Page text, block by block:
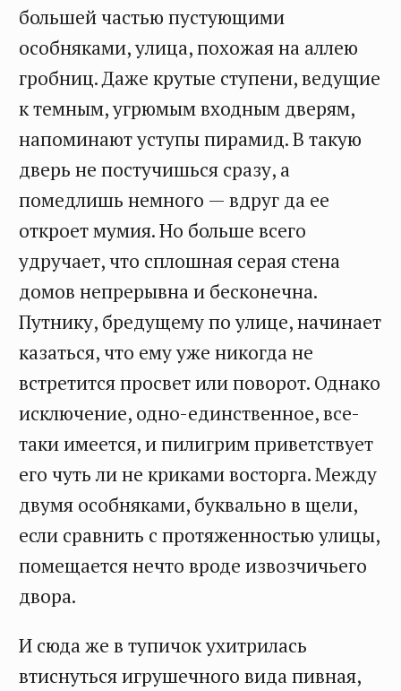
большей частью пустующими
особняками, улица, похожая на аллею
гробниц. Даже крутые ступени, ведущие
к темным, угрюмым входным дверям,
напоминают уступы пирамид. В такую
дверь не постучишься сразу, а
помедлишь немного — вдруг да ее
откроет мумия. Но больше всего
удручает, что сплошная серая стена
домов непрерывна и бесконечна.
Путнику, бредущему по улице, начинает
казаться, что ему уже никогда не
встретится просвет или поворот. Однако
исключение, одно-единственное, все-
таки имеется, и пилигрим приветствует
его чуть ли не криками восторга. Между
двумя особняками, буквально в щели,
если сравнить с протяженностью улицы,
помещается нечто вроде извозчичьего
двора.
И сюда же в тупичок ухитрилась
втиснуться игрушечного вида пивная,